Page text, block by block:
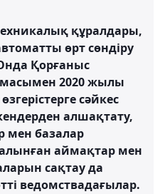
құралдары,
өрт сөндіру
Қорғаныс
2020 жылы
сәйкес
алшақтату,
мен базалар
аймақтар мен
сақтау да
ведомствадағылар.